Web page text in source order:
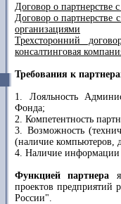
Договор о партнерстве
Договор о партнерстве
организациями
Трехсторонний
консалтинговая
Требования к
1. Лояльность
Фонда;
2. Компетентность
3. Возможность
(наличие компьютеров,
4. Наличие
Функцией партнера
проектов предприятий
России".